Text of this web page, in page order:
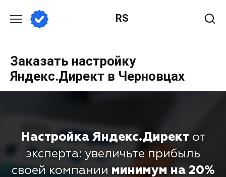
RS
Заказать настройку
Яндекс.Директ в Черновцах
Настройка Яндекс.Директ от
эксперта: увеличьте прибыль
своей компании минимум на 20%